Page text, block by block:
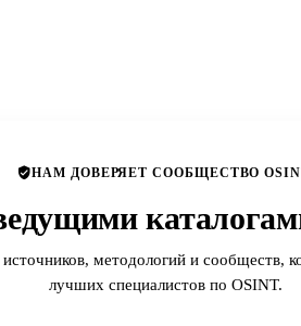
НАМ ДОВЕРЯЕТ СООБЩЕСТВО
методологий и сообществ,
лучших специалистов по OSINT.